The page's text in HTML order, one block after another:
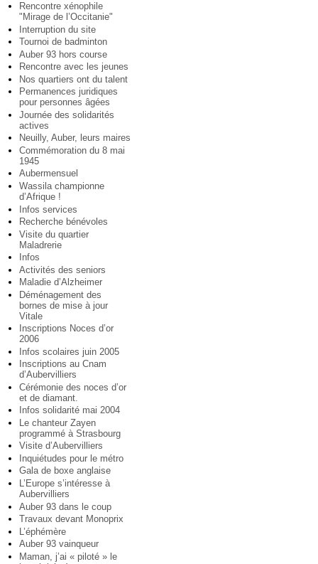
Rencontre xénophile
"Mirage de l’Occitanie"
Interruption du site
Tournoi de badminton
Auber 93 hors course
Rencontre avec les jeunes
Nos quartiers ont du talent
Permanences juridiques
pour personnes âgées
Journée des solidarités
actives
Neuilly, Auber, leurs maires
Commémoration du 8 mai
1945
Aubermensuel
Wassila championne
d’Afrique !
Infos services
Recherche bénévoles
Visite du quartier
Maladrerie
Infos
Activités des seniors
Maladie d’Alzheimer
Déménagement des
bornes de mise à jour
Vitale
Inscriptions Noces d’or
2006
Infos scolaires juin 2005
Inscriptions au Cnam
d’Aubervilliers
Cérémonie des noces d’or
et de diamant.
Infos solidarité mai 2004
Le chanteur Zayen
programmé à Strasbourg
Visite d’Aubervilliers
Inquiétudes pour le métro
Gala de boxe anglaise
L’Europe s’intéresse à
Aubervilliers
Auber 93 dans le coup
Travaux devant Monoprix
L’éphémère
Auber 93 vainqueur
Maman, j’ai « piloté » le